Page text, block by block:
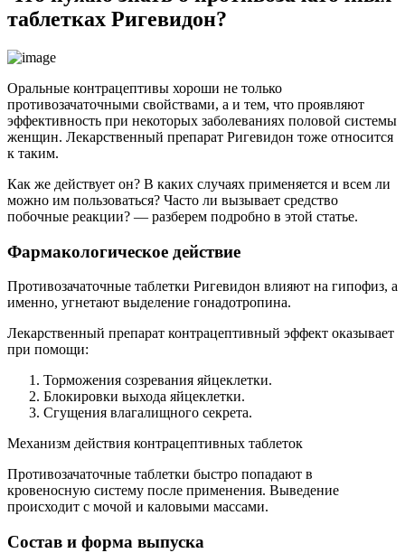
таблетках Ригевидон?
Оральные контрацептивы хороши не только
противозачаточными свойствами, а и тем, что проявляют
эффективность при некоторых заболеваниях половой системы
женщин. Лекарственный препарат Ригевидон тоже относится
к таким.
Как же действует он? В каких случаях применяется и всем ли
можно им пользоваться? Часто ли вызывает средство
побочные реакции? — разберем подробно в этой статье.
Фармакологическое действие
Противозачаточные таблетки Ригевидон влияют на гипофиз, а
именно, угнетают выделение гонадотропина.
Лекарственный препарат контрацептивный эффект оказывает
при помощи:
Торможения созревания яйцеклетки.
Блокировки выхода яйцеклетки.
Сгущения влагалищного секрета.
Механизм действия контрацептивных таблеток
Противозачаточные таблетки быстро попадают в
кровеносную систему после применения. Выведение
происходит с мочой и каловыми массами.
Состав и форма выпуска